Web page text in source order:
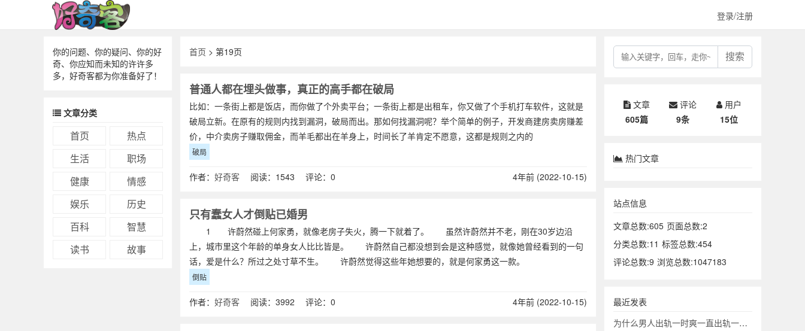
登录/注册
你的问题、你的疑问、你的好
奇、你应知而未知的许许多
多，好奇客都为你准备好了！
文章分类
首页
热点
生活
职场
健康
情感
娱乐
历史
百科
智慧
读书
故事
首页 > 第19页
普通人都在埋头做事，真正的高手都在破局
比如：一条街上都是饭店，而你做了个外卖平台；一条街上都是出租车，你又做了个手机打车软件，这就是
破局立新。在原有的规则内找到漏洞，破局而出。那如何找漏洞呢？举个简单的例子，开发商建房卖房赚差
价，中介卖房子赚取佣金，而羊毛都出在羊身上，时间长了羊肯定不愿意，这都是规则之内的
破局
作者： 好奇客 阅读：1543 评论：0 4年前 (2022-10-15)
只有蠢女人才倒贴已婚男
1 许蔚然碰上何家勇，就像老房子失火，腾一下就着了。 虽然许蔚然并不老，刚在30岁边沿
上，城市里这个年龄的单身女人比比皆是。 许蔚然自己都没想到会是这种感觉，就像她曾经看到的一句
话，爱是什么？所过之处寸草不生。 许蔚然觉得这些年她想要的，就是何家勇这一款。
倒贴
作者： 好奇客 阅读：3992 评论：0 4年前 (2022-10-15)
搜索
文章
605篇
评论
9条
用户
15位
热门文章
站点信息
文章总数:605 页面总数:2
分类总数:11 标签总数:454
评论总数:9 浏览总数:1047183
最近发表
为什么男人出轨一时爽一直出轨一直爽？